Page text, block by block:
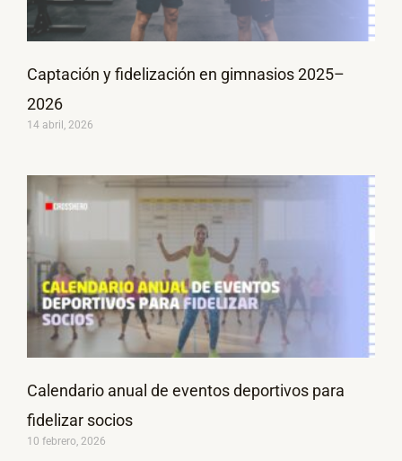
Captación y fidelización en gimnasios 2025–
2026
14 abril, 2026
Calendario anual de eventos deportivos para
fidelizar socios
10 febrero, 2026